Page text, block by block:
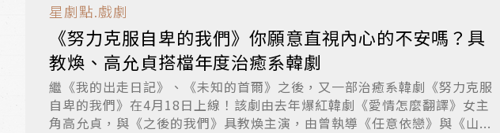
星劇點.戲劇
《努力克服自卑的我們》你願意直視內心的不安嗎？具
教煥、高允貞搭檔年度治癒系韓劇
繼《我的出走日記》、《未知的首爾》之後，又一部治癒系韓劇《努力克服
自卑的我們》在4月18日上線！該劇由去年爆紅韓劇《愛情怎麼翻譯》女主
角高允貞，與《之後的我們》具教煥主演，由曾執導《任意依戀》與《山...